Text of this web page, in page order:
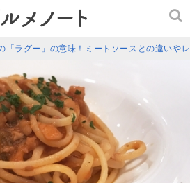
「ラグー」の意味！ミートソースとの違いや